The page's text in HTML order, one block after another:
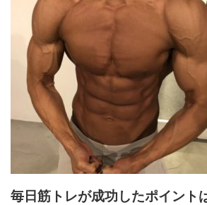
毎日筋トレが成功したポイント